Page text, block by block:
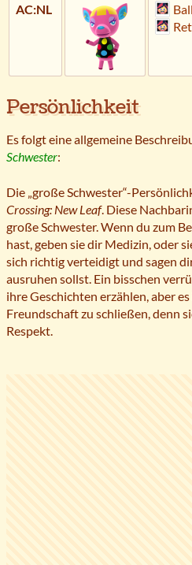
AC:NL
Persönlichkeit
Es folgt eine allgemeine
Schwester:
Die „große Schwester“-
Crossing: New Leaf. Diese
große Schwester. Wenn du zum
hast, geben sie dir Medizin, oder
sich richtig verteidigt und sagen
ausruhen sollst. Ein bisschen
ihre Geschichten erzählen, aber
Freundschaft zu schließen, denn
Respekt.